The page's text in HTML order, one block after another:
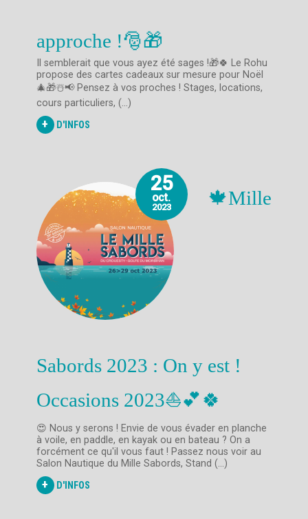
approche !🎅🎁
Il semblerait que vous ayez été sages !🎁🍀 Le Rohu
propose des cartes cadeaux sur mesure pour Noël
🎄🎁☃️📢 Pensez à vos proches ! Stages, locations,
cours particuliers, (...)
+ D'INFOS
25
oct.
2023 🍁Mille
Sabords 2023 : On y est !
Occasions 2023⛵💕🍀
😍 Nous y serons ! Envie de vous évader en planche
à voile, en paddle, en kayak ou en bateau ? On a
forcément ce qu'il vous faut ! Passez nous voir au
Salon Nautique du Mille Sabords, Stand (...)
+ D'INFOS